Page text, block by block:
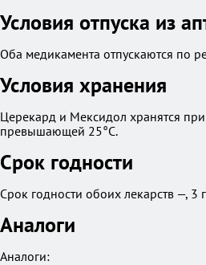
Условия отпуска из
Оба медикамента отпускаются по
Условия хранения
Церекард и Мексидол хранятся
превышающей 25°С.
Срок годности
Срок годности обоих лекарств —, 3
Аналоги
Аналоги: